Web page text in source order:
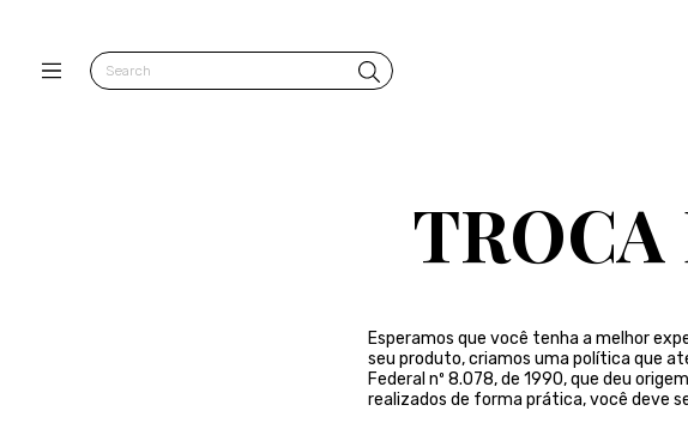
TROCA
Esperamos que você tenha a melhor
seu produto, criamos uma política que
Federal nº 8.078, de 1990, que deu
realizados de forma prática, você deve